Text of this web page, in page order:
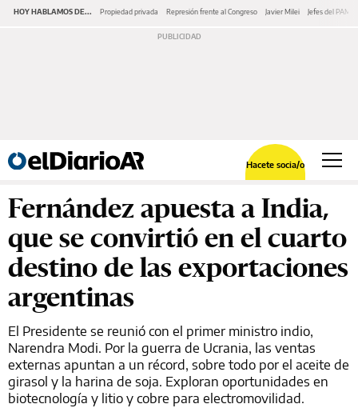
HOY HABLAMOS DE... Propiedad privada Represión frente al Congreso Javier Milei Jefes del PAMI
Hacete socia/o
Fernández apuesta a India,
que se convirtió en el cuarto
destino de las exportaciones
argentinas
El Presidente se reunió con el primer ministro indio,
Narendra Modi. Por la guerra de Ucrania, las ventas
externas apuntan a un récord, sobre todo por el aceite de
girasol y la harina de soja. Exploran oportunidades en
biotecnología y litio y cobre para electromovilidad.